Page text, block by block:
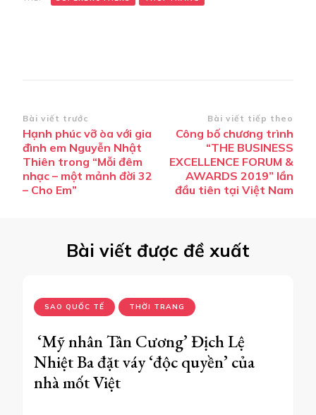
Điều
hướng
bài
viết
Bài viết trước
Hạnh phúc vỡ òa với gia
đình em Nguyễn Nhật
Thiên trong “Mỗi đêm
nhạc – một mảnh đời 32
– Cho Em”
Bài viết tiếp theo
Công bố chương trình
“THE BUSINESS
EXCELLENCE FORUM &
AWARDS 2019” lần
đầu tiên tại Việt Nam
Bài viết được đề xuất
SAO QUỐC TẾ THỜI TRANG
‘Mỹ nhân Tân Cương’ Địch Lệ
Nhiệt Ba đặt váy ‘độc quyền’ của
nhà mốt Việt